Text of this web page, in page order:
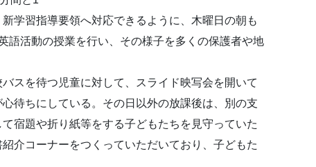
学習指導要領へ対応できるように、木曜日の朝も
語活動の授業を行い、その様子を多くの保護者や地
スを待つ児童に対して、スライド映写会を開いて
待ちにしている。その日以外の放課後は、別の支
宿題や折り紙等をする子どもたちを見守っていた
介コーナーをつくっていただいており、子どもた